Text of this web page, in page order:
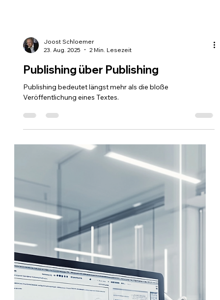
23. Aug. 2025
2 Min. Lesezeit
Publishing über Publishing
Publishing bedeutet längst mehr als die bloße
Veröffentlichung eines Textes.